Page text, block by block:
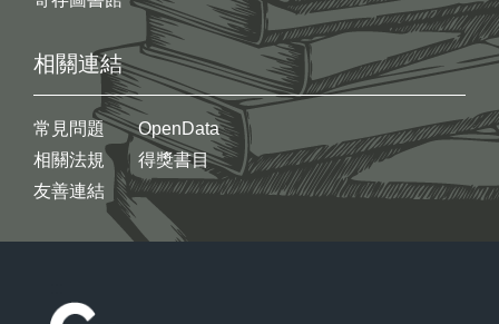
相關連結
常見問題
相關法規
友善連結
OpenData
得獎書目